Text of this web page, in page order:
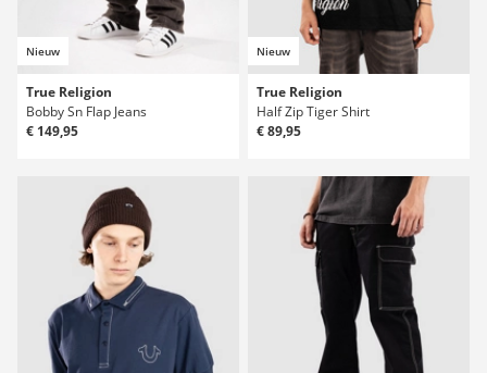
Nieuw
True Religion
Bobby Sn Flap Jeans
€ 149,95
Nieuw
True Religion
Half Zip Tiger Shirt
€ 89,95